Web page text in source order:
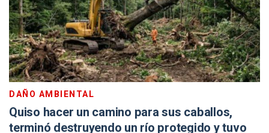
DAÑO AMBIENTAL
Quiso hacer un camino para sus caballos,
terminó destruyendo un río protegido y tuvo